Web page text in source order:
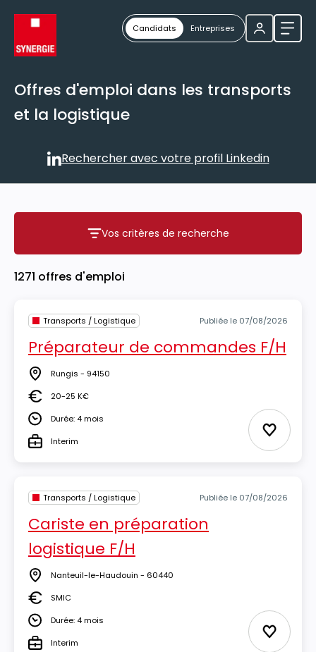
Candidats Entreprises
Offres d'emploi dans les transports
et la logistique
Rechercher avec votre
Rechercher avec votre profil Linkedin
Vos critères de recherche
Vos critères de recherche
1271 offres d'emploi
Transports / Logistique Publiée le 07/08/2026
Préparateur de commandes F/H
Lieu Rungis - 94150
Salaire20-25 K€
DuréeDurée: 4 mois
TypeInterim Ajouter
Transports / Logistique Publiée le 07/08/2026
Cariste en préparation
logistique F/H
Lieu Nanteuil-le-Haudouin - 60440
Salaire
SMIC
DuréeDurée: 4 mois
Interim Ajouter